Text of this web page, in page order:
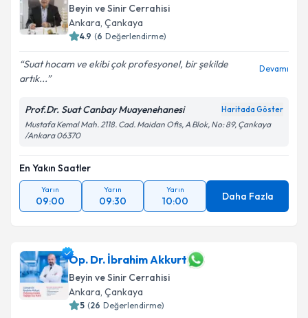
Beyin ve Sinir Cerrahisi
Ankara, Çankaya
4.9 (6 Değerlendirme)
Suat hocam ve ekibi çok profesyonel, bir şekilde
artık...
Devamı
Prof.Dr. Suat Canbay Muayenehanesi Haritada Göster
Mustafa Kemal Mah. 2118. Cad. Maidan Ofis, A Blok, No: 89, Çankaya
/Ankara 06370
En Yakın Saatler
Yarın
09:00
Yarın
09:30
Yarın
10:00 Daha Fazla
Op. Dr. İbrahim Akkurt
Beyin ve Sinir Cerrahisi
Ankara, Çankaya
5 (26 Değerlendirme)